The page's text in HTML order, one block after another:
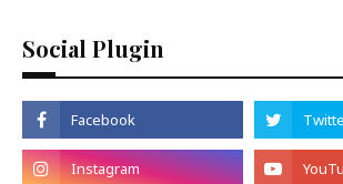
Social Plugin